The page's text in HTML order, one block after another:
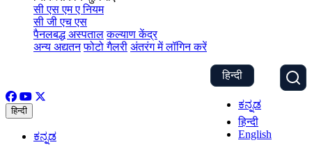
सी एस एम ए नियम
सी जी एच एस
पैनलबद्ध अस्पताल कल्याण केंद्र
अन्य अद्यतन फोटो गैलरी अंतरंग में लॉगिन करें
हिन्दी
ಕನ್ನಡ
हिन्दी
English
हिन्दी
ಕನ್ನಡ